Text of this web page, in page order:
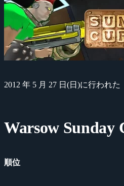
2012 年 5 月 27 日(日)に行われた
Warsow Sunday
順位